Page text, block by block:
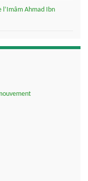
l’Imâm Ahmad Ibn